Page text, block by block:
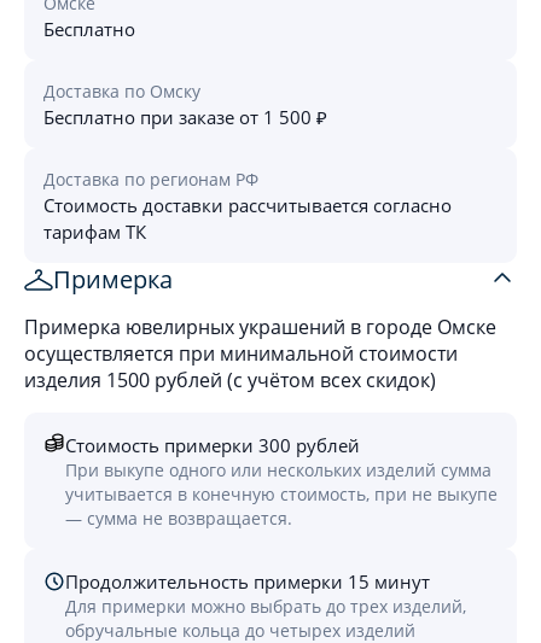
Бесплатно
Доставка по Омску
Бесплатно при заказе от 1 500 ₽
Доставка по регионам РФ
Стоимость доставки рассчитывается согласно
тарифам ТК
Примерка
Примерка ювелирных украшений в городе Омске
осуществляется при минимальной стоимости
изделия 1500 рублей (с учётом всех скидок)
Стоимость примерки 300 рублей
При выкупе одного или нескольких изделий сумма
учитывается в конечную стоимость, при не выкупе
— сумма не возвращается.
Продолжительность примерки 15 минут
Для примерки можно выбрать до трех изделий,
обручальные кольца до четырех изделий